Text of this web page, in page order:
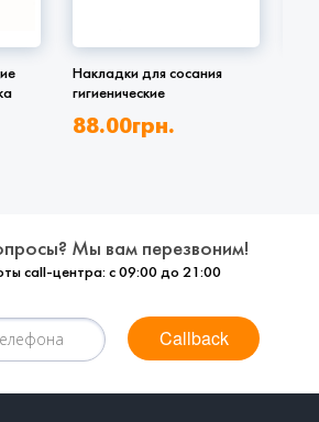
Накладки для сосания
гигиенические
88.00грн.
Мы вам перезвоним!
call-центра: с 09:00 до 21:00
Callback